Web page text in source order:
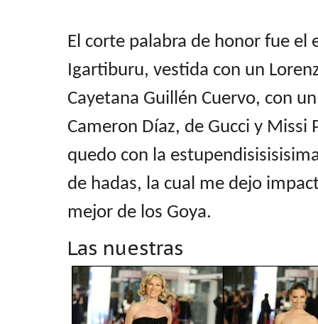
El corte palabra de honor fue el
Igartiburu, vestida con un
Cayetana Guillén Cuervo, con
Cameron Díaz, de Gucci y
quedo con la
de hadas, la cual me dejo
mejor de los Goya.
Las nuestras